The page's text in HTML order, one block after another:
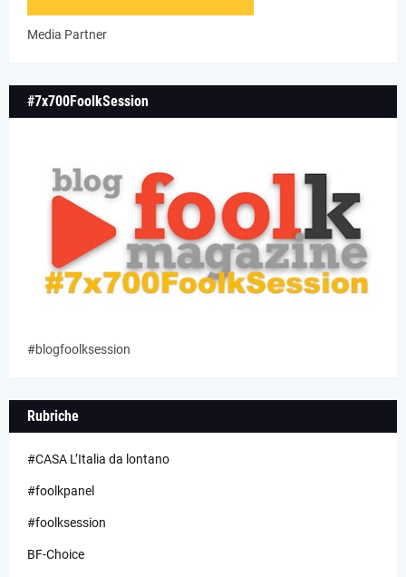
Media Partner
#7x700FoolkSession
#blogfoolksession
Rubriche
#CASA L’Italia da lontano
#foolkpanel
#foolksession
BF-Choice